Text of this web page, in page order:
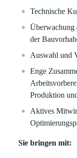
Technische
Überwachung
der
Auswahl und
Enge
Produktion
Aktives
Sie bringen mit: